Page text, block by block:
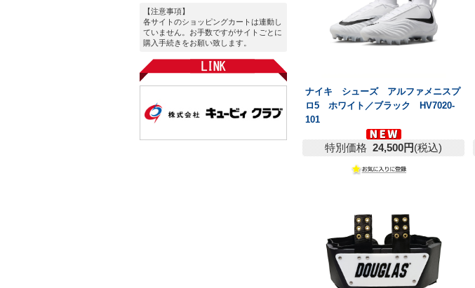
【注意事項】
各サイトのショッピングカートは連動し
ていません。お手数ですがサイトごとに
購入手続きをお願い致します。
ナイキ シューズ アルファメニスプ
ロ5 ホワイト／ブラック HV7020-
101
特別価格 24,500円(税込)